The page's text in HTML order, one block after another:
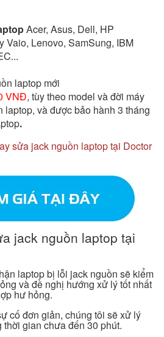
Acer, Asus, Dell, HP
Vaio, Lenovo, SamSung, IBM
laptop mới
VNĐ, tùy theo model và đời máy
laptop, và được bảo hành 3 tháng
.
sửa jack nguồn laptop tại Doctor
jack nguồn laptop tại
laptop bị lỗi jack nguồn sẽ kiểm
và đề nghị hướng xử lý tốt nhất
hư hỏng.
cố đơn giản, chúng tôi sẽ xử lý
thời gian chưa đến 30 phút.